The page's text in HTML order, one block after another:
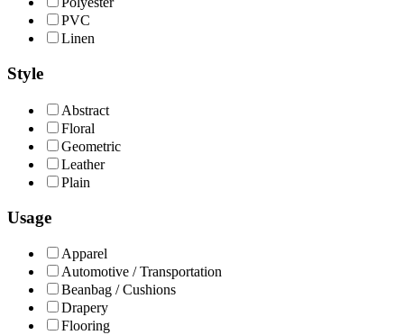
PVC
Linen
Style
Abstract
Floral
Geometric
Leather
Plain
Usage
Apparel
Automotive / Transportation
Beanbag / Cushions
Drapery
Flooring